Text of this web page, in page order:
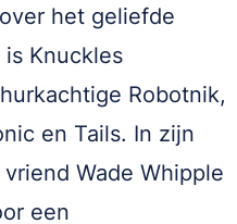
het geliefde
Knuckles
Robotnik,
en Tails. In zijn
Wade Whipple
een